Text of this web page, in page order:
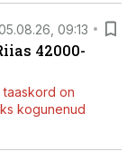
09:13
42000-
taaskord on
kogunenud